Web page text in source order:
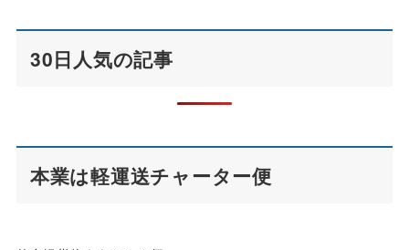
30日人気の記事
本業は軽運送チャーター便